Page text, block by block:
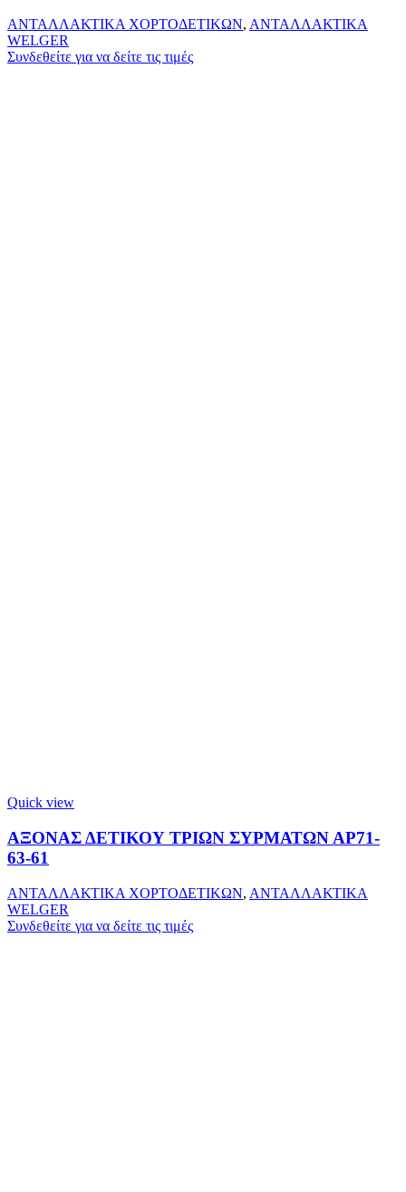
ΑΝΤΑΛΛΑΚΤΙΚΑ ΧΟΡΤΟΔΕΤΙΚΩΝ, ΑΝΤΑΛΛΑΚΤΙΚΑ
WELGER
Συνδεθείτε για να δείτε τις τιμές
Quick view
ΑΞΟΝΑΣ ΔΕΤΙΚΟΥ ΤΡΙΩΝ ΣΥΡΜΑΤΩΝ ΑΡ71-
63-61
ΑΝΤΑΛΛΑΚΤΙΚΑ ΧΟΡΤΟΔΕΤΙΚΩΝ, ΑΝΤΑΛΛΑΚΤΙΚΑ
WELGER
Συνδεθείτε για να δείτε τις τιμές